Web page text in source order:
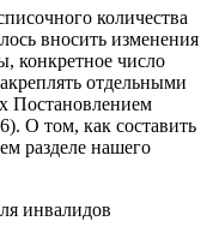
количества
вносить изменения
конкретное число
отдельными
Постановлением
О том, как составить
разделе нашего
инвалидов